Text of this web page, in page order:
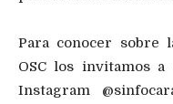
Para conocer sobre
OSC los invitamos
Instagram